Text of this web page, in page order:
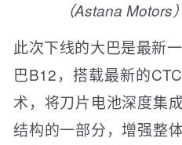
（Astana
此次下线的大巴是最新
巴B12，搭载最新的
术，将刀片电池深度集
结构的一部分，增强整